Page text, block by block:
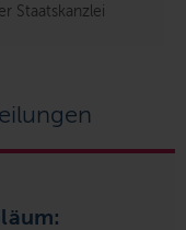
Staatskanzlei